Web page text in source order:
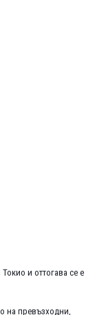
и оттогава се е
на превъзходни,